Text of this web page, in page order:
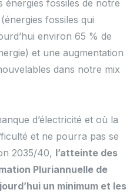
énergies fossiles de notre
fossiles qui
environ 65 % de
et une augmentation
dans notre mix
d’électricité et où la
et ne pourra pas se
2035/40, l’atteinte des
Pluriannuelle de
un minimum et les